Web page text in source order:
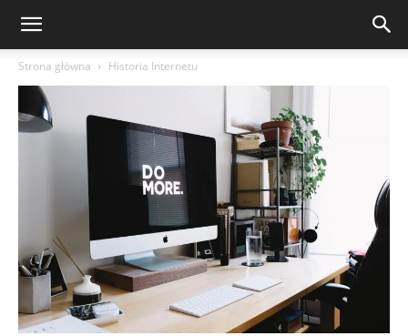
Strona główna Historia Internetu